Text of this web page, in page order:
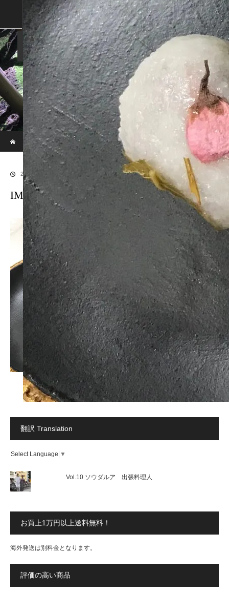
SHOP SHOPPING GUIDE
ABOUT US FAN VOICE
NEWS SAMURAI-DEN
現代のサムライたちの時空間へ
ホーム
ブログ
IMG_5861
2019.03.14
IMG_5861
翻訳 Translation
Select Language ▼
Vol.10 ソウダルア 出張料理人
お買上1万円以上送料無料！
海外発送は別料金となります。
評価の高い商品